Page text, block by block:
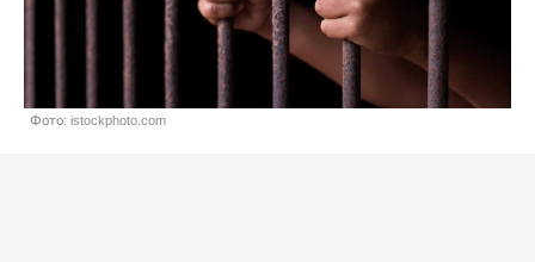
Фото: istockphoto.com